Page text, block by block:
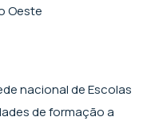
nacional de Escolas
de formação a